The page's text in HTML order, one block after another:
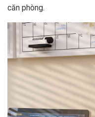
căn phòng.